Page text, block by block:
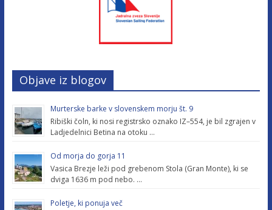
Objave iz blogov
Murterske barke v slovenskem morju št. 9
Ribiški čoln, ki nosi registrsko oznako IZ–554, je bil zgrajen v
Ladjedelnici Betina na otoku …
Od morja do gorja 11
Vasica Brezje leži pod grebenom Stola (Gran Monte), ki se
dviga 1636 m pod nebo. …
Poletje, ki ponuja več